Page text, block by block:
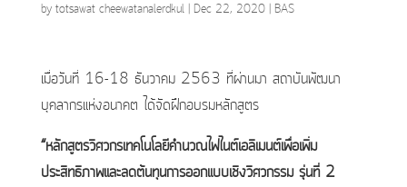
by totsawat cheewatanalerdkul| Dec 22, 2020| BAS
เมื่อวันที่ 16-18 ธันวาคม 2563 ที่ผ่านมา สถาบันพัฒนา
บุคลากรแห่งอนาคต ได้จัดฝึกอบรมหลักสูตร
“หลักสูตรวิศวกรเทคโนโลยีคำนวณไฟไนต์เอลิเมนต์เพื่อเพิ่ม
ประสิทธิภาพและลดต้นทุนการออกแบบเชิงวิศวกรรม รุ่นที่ 2